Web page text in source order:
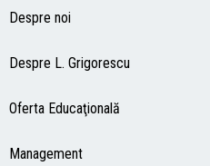
Despre noi
Despre L. Grigorescu
Oferta Educaţională
Management